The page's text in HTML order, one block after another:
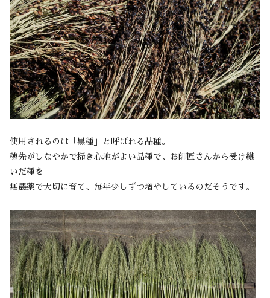
使用されるのは「黒種」と呼ばれる品種。
穂先がしなやかで掃き心地がよい品種で、お師匠さんから受け継
いだ種を
無農薬で大切に育て、毎年少しずつ増やしているのだそうです。